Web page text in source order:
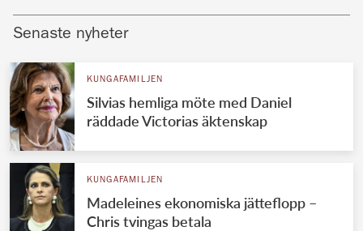
Senaste nyheter
KUNGAFAMILJEN
Silvias hemliga möte med Daniel
räddade Victorias äktenskap
KUNGAFAMILJEN
Madeleines ekonomiska jätteflopp –
Chris tvingas betala